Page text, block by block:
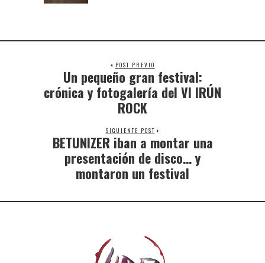
POST PREVIO
Un pequeño gran festival:
crónica y fotogalería del VI IRÚN
ROCK
SIGUIENTE POST
BETUNIZER iban a montar una
presentación de disco… y
montaron un festival